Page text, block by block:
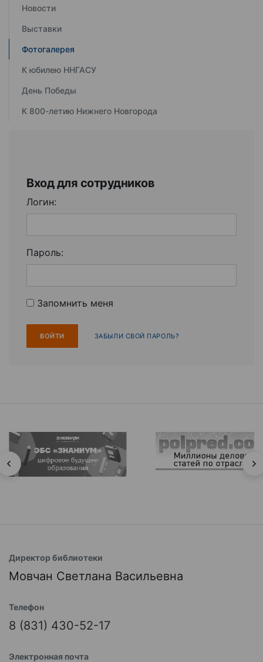
Новости
Выставки
Фотогалерея
К юбилею ННГАСУ
День Победы
К 800-летию Нижнего Новгорода
Вход для сотрудников
Логин:
Пароль:
Запомнить меня
ЗАБЫЛИ СВОЙ ПАРОЛЬ?
Директор библиотеки
Мовчан Светлана Васильевна
Телефон
8 (831) 430-52-17
Электронная почта